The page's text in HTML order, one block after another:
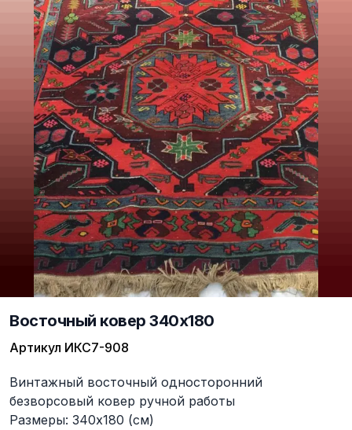
Восточный ковер 340x180
Артикул ИКС7-908
Описание
Винтажный восточный односторонний
безворсовый ковер ручной работы
Размеры: 340x180 (см)